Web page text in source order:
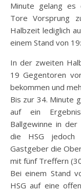
Minute gelang es
Tore Vorsprung
Halbzeit lediglich
einem Stand von
In der zweiten
19 Gegentoren
bekommen und
Bis zur 34. Minute
auf ein
Ballgewinne in
die HSG
Gastgeber die
mit fünf Treffern
Bei einem Stand
HSG auf eine